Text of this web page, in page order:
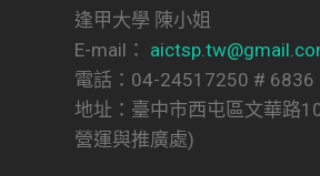
逢甲大學 陳小姐
E-mail：
電話：04-24517250 # 6836
地址：臺中市西屯區文華路
營運與推廣處)